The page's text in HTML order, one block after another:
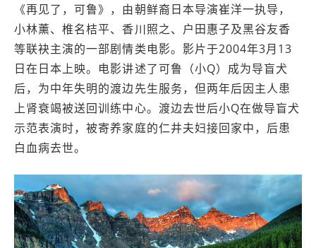
《再见了，可鲁》，由朝鲜裔日本导演崔洋一执导，
小林薰、椎名桔平、香川照之、户田惠子及黑谷友香
等联袂主演的一部剧情类电影。影片于2004年3月13
日在日本上映。电影讲述了可鲁（小Q）成为导盲犬
后，为中年失明的渡边先生服务，但两年后因主人患
上肾衰竭被送回训练中心。渡边去世后小Q在做导盲犬
示范表演时，被寄养家庭的仁井夫妇接回家中，后患
白血病去世。